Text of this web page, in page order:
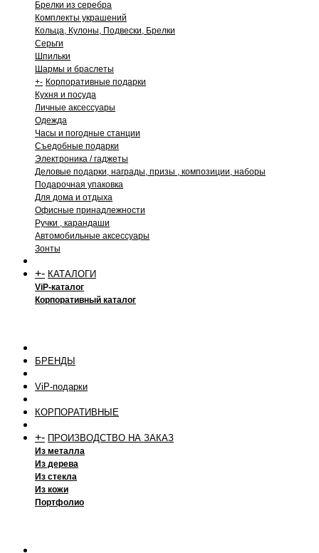
Брелки из серебра
Комплекты украшений
Кольца, Кулоны, Подвески, Брелки
Серьги
Шпильки
Шармы и браслеты
+- Корпоративные подарки
Кухня и посуда
Личные аксессуары
Одежда
Часы и погодные станции
Съедобные подарки
Электроника / гаджеты
Деловые подарки, награды, призы , композиции, наборы
Подарочная упаковка
Для дома и отдыха
Офисные принадлежности
Ручки , карандаши
Автомобильные аксессуары
Зонты
+- КАТАЛОГИ
ViP-каталог
Корпоративный каталог
БРЕНДЫ
ViP-подарки
КОРПОРАТИВНЫЕ
+- ПРОИЗВОДСТВО НА ЗАКАЗ
Из металла
Из дерева
Из стекла
Из кожи
Портфолио